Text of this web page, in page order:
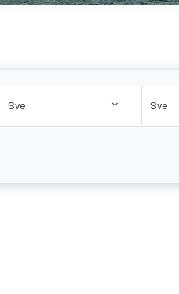
Sve Sve